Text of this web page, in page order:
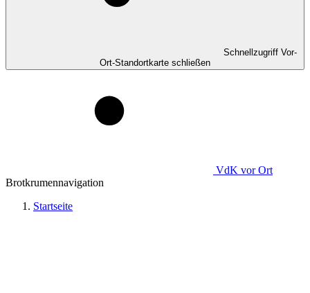
Schnellzugriff Vor-
Ort-Standortkarte schließen
VdK vor Ort
Brotkrumennavigation
Startseite